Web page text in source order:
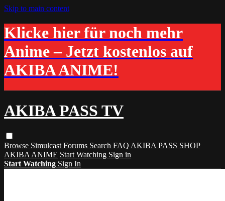
Skip to main content
Klicke hier für noch mehr
Anime – Jetzt kostenlos auf
AKIBA ANIME!
AKIBA PASS TV
Browse Simulcast Forums Search FAQ AKIBA PASS SHOP
AKIBA ANIME Start Watching Sign in
Start Watching Sign In